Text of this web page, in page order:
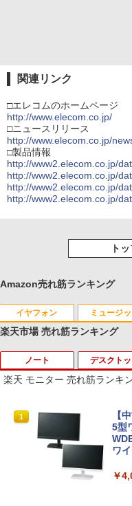
関連リンク
□エレコムのホームページ
http://www.elecom.co.jp/
□ニュースリリース
http://www.elecom.co.jp/
□製品情報
http://www2.elecom.co.jp/
http://www2.elecom.co.jp/
http://www2.elecom.co.jp/
http://www2.elecom.co.jp/
ト
Amazon売れ筋ランキング
イヤフォン
Anker
￥
Anker
￥
ミュージ
【
ET ラ
by
ウォ
ット
薬屋
ンガ
異世
楽天市場 売れ筋ランキング
ノート
1
【
ラ
ト
1
デスクト
1
「
pc
11
豊
楽天 モニター 売れ筋ランキ
1
【
5型
ワ
￥